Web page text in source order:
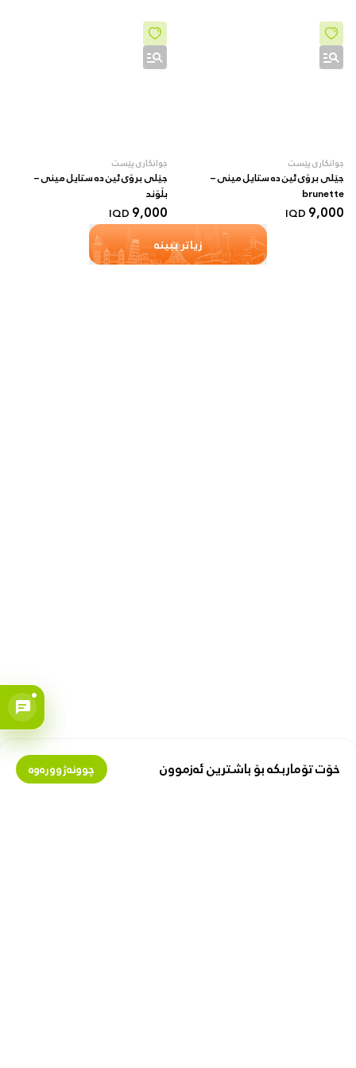
جوانکاری پێست
جێلی برۆی ئین دە ستایل مینی –
brunette
9,000
IQD
جوانکاری پێست
جێلی برۆی ئین دە ستایل مینی –
بڵۆند
9,000
IQD
زیاتر ببینە
خۆت تۆماربکە بۆ باشترین ئەزموون چوونەژوورەوە